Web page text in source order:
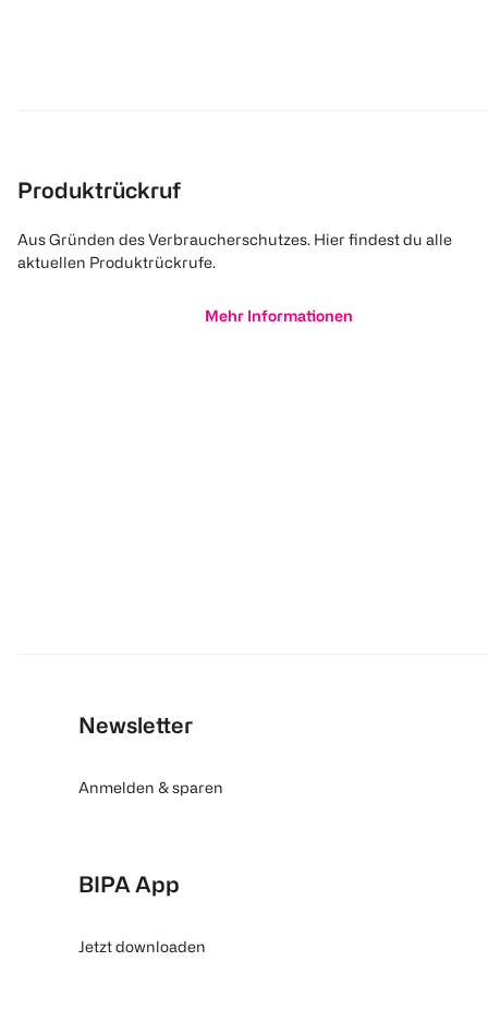
Produktrückruf
Aus Gründen des Verbraucherschutzes. Hier findest du alle
aktuellen Produktrückrufe.
Mehr Informationen
Newsletter
Anmelden & sparen
BIPA App
Jetzt downloaden